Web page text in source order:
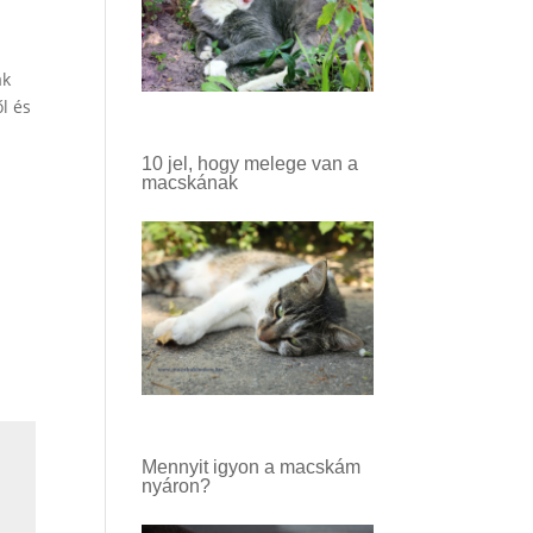
és
10 jel, hogy melege van a
macskának
Mennyit igyon a macskám
nyáron?